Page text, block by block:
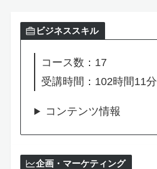
ビジネススキル
コース数：17
受講時間：102時間11分
コンテンツ情報
企画・マーケティング